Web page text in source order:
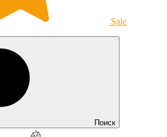
Sale
Поиск